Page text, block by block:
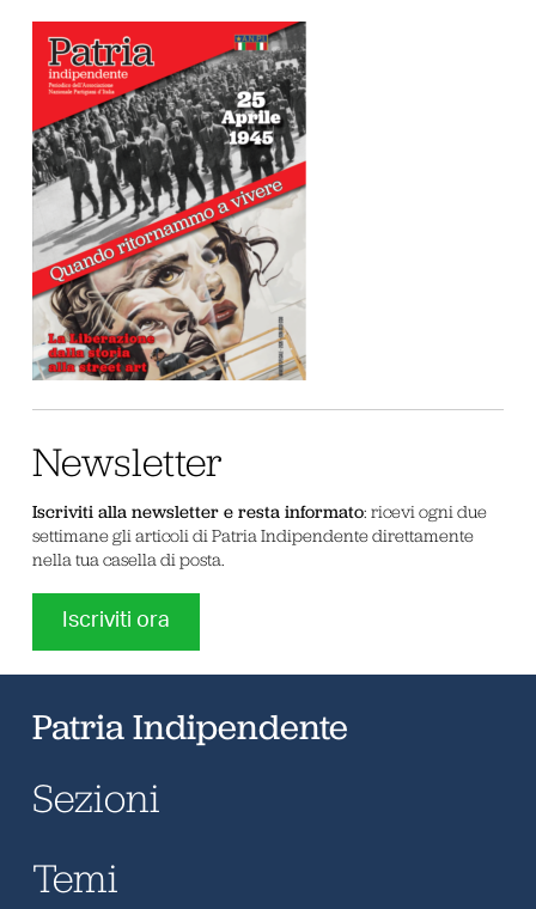
Newsletter
Iscriviti alla newsletter e resta informato: ricevi ogni due
settimane gli articoli di Patria Indipendente direttamente
nella tua casella di posta.
Iscriviti ora
Patria Indipendente
Sezioni
Temi